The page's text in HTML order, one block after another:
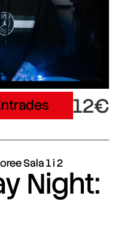
12€
Sala 1 i 2
Night: